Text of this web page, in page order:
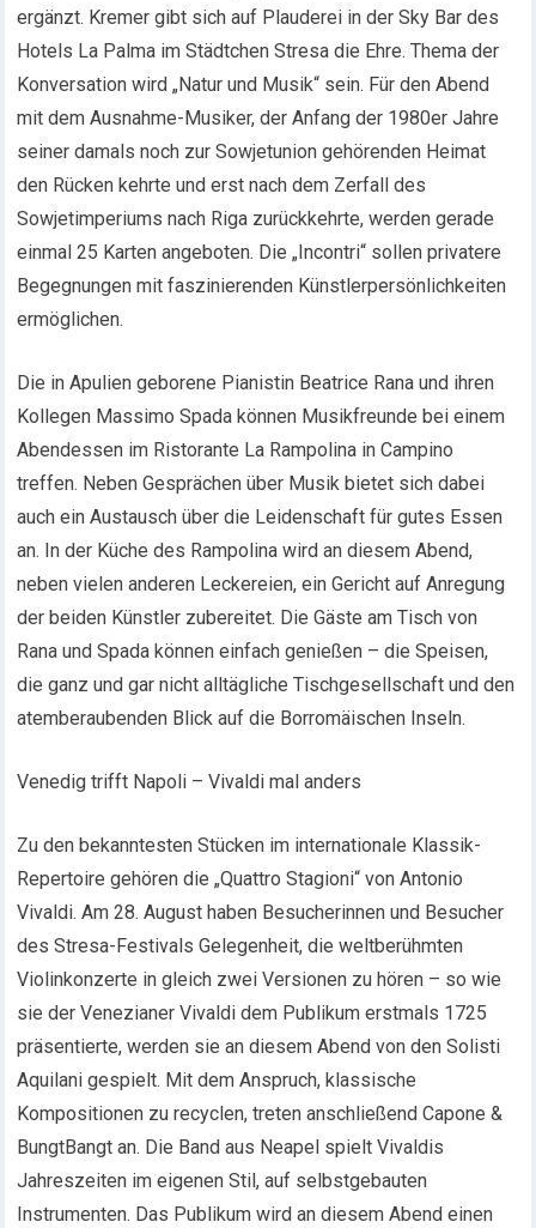
ergänzt. Kremer gibt sich auf Plauderei in der Sky Bar des
Hotels La Palma im Städtchen Stresa die Ehre. Thema der
Konversation wird „Natur und Musik“ sein. Für den Abend
mit dem Ausnahme-Musiker, der Anfang der 1980er Jahre
seiner damals noch zur Sowjetunion gehörenden Heimat
den Rücken kehrte und erst nach dem Zerfall des
Sowjetimperiums nach Riga zurückkehrte, werden gerade
einmal 25 Karten angeboten. Die „Incontri“ sollen privatere
Begegnungen mit faszinierenden Künstlerpersönlichkeiten
ermöglichen.
Die in Apulien geborene Pianistin Beatrice Rana und ihren
Kollegen Massimo Spada können Musikfreunde bei einem
Abendessen im Ristorante La Rampolina in Campino
treffen. Neben Gesprächen über Musik bietet sich dabei
auch ein Austausch über die Leidenschaft für gutes Essen
an. In der Küche des Rampolina wird an diesem Abend,
neben vielen anderen Leckereien, ein Gericht auf Anregung
der beiden Künstler zubereitet. Die Gäste am Tisch von
Rana und Spada können einfach genießen – die Speisen,
die ganz und gar nicht alltägliche Tischgesellschaft und den
atemberaubenden Blick auf die Borromäischen Inseln.
Venedig trifft Napoli – Vivaldi mal anders
Zu den bekanntesten Stücken im internationale Klassik-
Repertoire gehören die „Quattro Stagioni“ von Antonio
Vivaldi. Am 28. August haben Besucherinnen und Besucher
des Stresa-Festivals Gelegenheit, die weltberühmten
Violinkonzerte in gleich zwei Versionen zu hören – so wie
sie der Venezianer Vivaldi dem Publikum erstmals 1725
präsentierte, werden sie an diesem Abend von den Solisti
Aquilani gespielt. Mit dem Anspruch, klassische
Kompositionen zu recyclen, treten anschließend Capone &
BungtBangt an. Die Band aus Neapel spielt Vivaldis
Jahreszeiten im eigenen Stil, auf selbstgebauten
Instrumenten. Das Publikum wird an diesem Abend einen